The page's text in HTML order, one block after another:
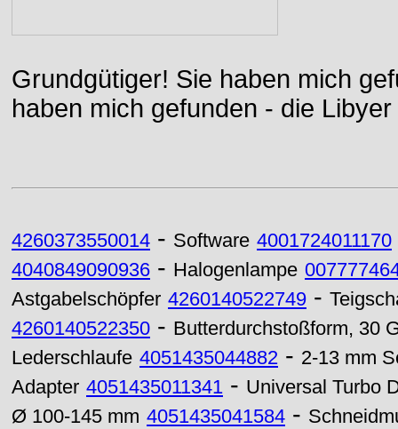
Grundgütiger! Sie haben mich
haben mich gefunden - die
4260373550014 - Software 4001724011170
4040849090936 - Halogenlampe
Astgabelschöpfer 4260140522749 -
4260140522350 - Butterdurchstoßform, 30
Lederschlaufe 4051435044882 - 2-13 mm
Adapter 4051435011341 - Universal Turbo
Ø 100-145 mm 4051435041584 -